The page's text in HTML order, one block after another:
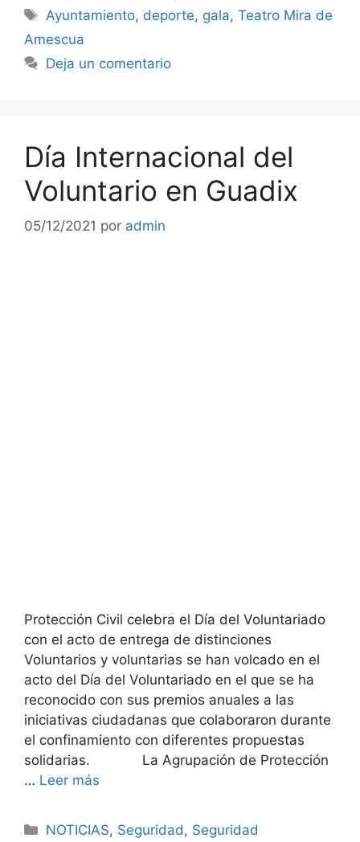
Etiquetas
Ayuntamiento, deporte, gala,Teatro Mira de
Amescua
Deja un comentario
Día Internacional del
Voluntario en Guadix
05/12/2021 por admin
Protección Civil celebra el Día del Voluntariado
con el acto de entrega de distinciones
Voluntarios y voluntarias se han volcado en el
acto del Día del Voluntariado en el que se ha
reconocido con sus premios anuales a las
iniciativas ciudadanas que colaboraron durante
el confinamiento con diferentes propuestas
solidarias. La Agrupación de Protección
… Leer más
Categorías
NOTICIAS, Seguridad, Seguridad